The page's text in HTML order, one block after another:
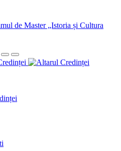
de Master „Istoria și Cultura